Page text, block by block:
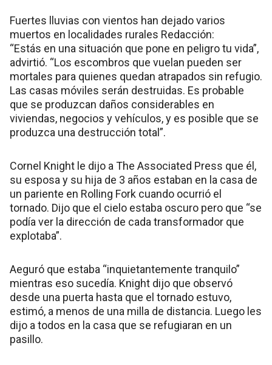
Fuertes lluvias con vientos han dejado varios
muertos en localidades rurales Redacción:
“Estás en una situación que pone en peligro tu vida”,
advirtió. “Los escombros que vuelan pueden ser
mortales para quienes quedan atrapados sin refugio.
Las casas móviles serán destruidas. Es probable
que se produzcan daños considerables en
viviendas, negocios y vehículos, y es posible que se
produzca una destrucción total”.
Cornel Knight le dijo a The Associated Press que él,
su esposa y su hija de 3 años estaban en la casa de
un pariente en Rolling Fork cuando ocurrió el
tornado. Dijo que el cielo estaba oscuro pero que “se
podía ver la dirección de cada transformador que
explotaba”.
Aeguró que estaba “inquietantemente tranquilo”
mientras eso sucedía. Knight dijo que observó
desde una puerta hasta que el tornado estuvo,
estimó, a menos de una milla de distancia. Luego les
dijo a todos en la casa que se refugiaran en un
pasillo.